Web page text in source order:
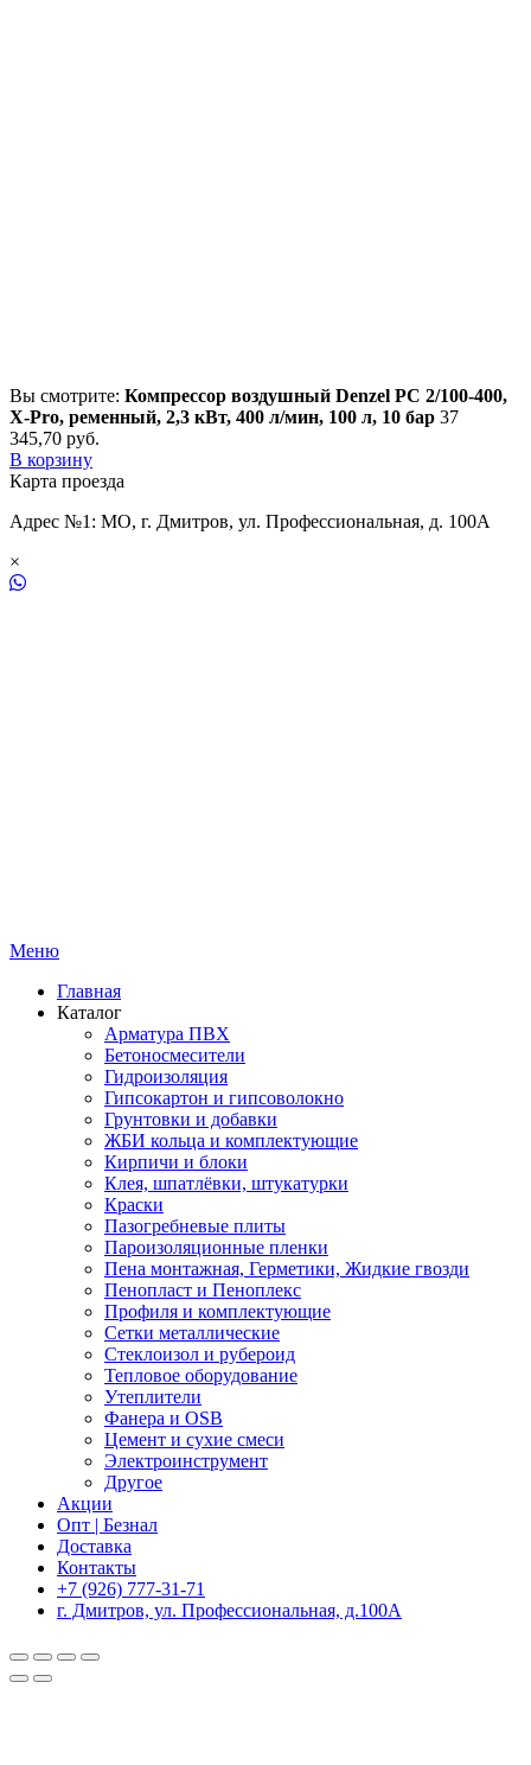
Вы смотрите: Компрессор воздушный Denzel PC 2/100-400,
Х-Pro, ременный, 2,3 кВт, 400 л/мин, 100 л, 10 бар 37
345,70 руб.
В корзину
Карта проезда
Адрес №1: МО, г. Дмитров, ул. Профессиональная, д. 100А
×
Меню
Главная
Каталог
Арматура ПВХ
Бетоносмесители
Гидроизоляция
Гипсокартон и гипсоволокно
Грунтовки и добавки
ЖБИ кольца и комплектующие
Кирпичи и блоки
Клея, шпатлёвки, штукатурки
Краски
Пазогребневые плиты
Пароизоляционные пленки
Пена монтажная, Герметики, Жидкие гвозди
Пенопласт и Пеноплекс
Профиля и комплектующие
Сетки металлические
Стеклоизол и рубероид
Тепловое оборудование
Утеплители
Фанера и OSB
Цемент и сухие смеси
Электроинструмент
Другое
Акции
Опт | Безнал
Доставка
Контакты
+7 (926) 777-31-71
г. Дмитров, ул. Профессиональная, д.100А